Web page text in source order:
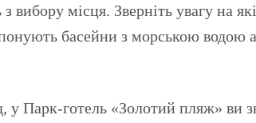
місця. Зверніть увагу на
басейни з морською водою
у Парк-готель «Золотий пляж» ви